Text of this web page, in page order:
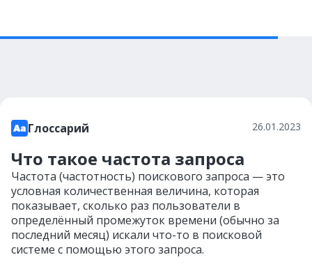
Глоссарий 26.01.2023
Что такое частота запроса
Частота (частотность) поискового запроса — это
условная количественная величина, которая
показывает, сколько раз пользователи в
определённый промежуток времени (обычно за
последний месяц) искали что-то в поисковой
системе с помощью этого запроса.